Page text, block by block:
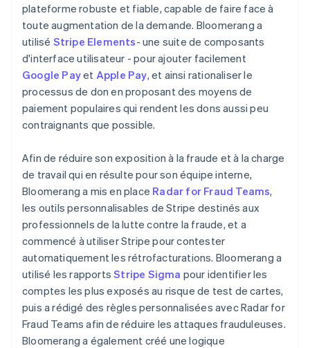
plateforme robuste et fiable, capable de faire face à
toute augmentation de la demande. Bloomerang a
utilisé Stripe Elements- une suite de composants
d'interface utilisateur - pour ajouter facilement
Google Payet Apple Pay, et ainsi rationaliser le
processus de don en proposant des moyens de
paiement populaires qui rendent les dons aussi peu
contraignants que possible.
Afin de réduire son exposition à la fraude et à la charge
de travail qui en résulte pour son équipe interne,
Bloomerang a mis en place Radar for Fraud Teams,
les outils personnalisables de Stripe destinés aux
professionnels de la lutte contre la fraude, et a
commencé à utiliser Stripe pour contester
automatiquement les rétrofacturations. Bloomerang a
utilisé les rapportsStripe Sigma pour identifier les
comptes les plus exposés au risque de test de cartes,
puis a rédigé des règles personnalisées avec Radar for
Fraud Teams afin de réduire les attaques frauduleuses.
Bloomerang a également créé une logique